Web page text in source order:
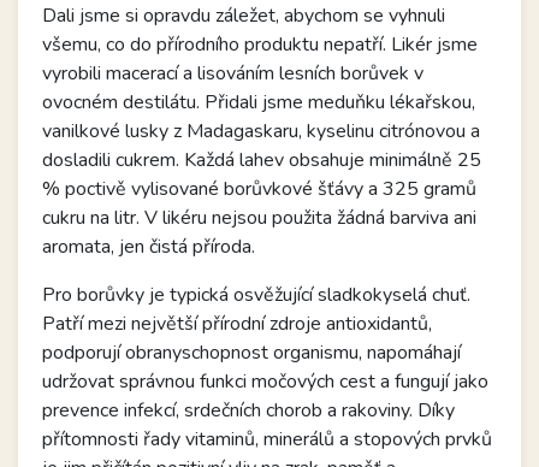
Dali jsme si opravdu záležet, abychom se vyhnuli
všemu, co do přírodního produktu nepatří. Likér jsme
vyrobili macerací a lisováním lesních borůvek v
ovocném destilátu. Přidali jsme meduňku lékařskou,
vanilkové lusky z Madagaskaru, kyselinu citrónovou a
dosladili cukrem. Každá lahev obsahuje minimálně 25
% poctivě vylisované borůvkové šťávy a 325 gramů
cukru na litr. V likéru nejsou použita žádná barviva ani
aromata, jen čistá příroda.
Pro borůvky je typická osvěžující sladkokyselá chuť.
Patří mezi největší přírodní zdroje antioxidantů,
podporují obranyschopnost organismu, napomáhají
udržovat správnou funkci močových cest a fungují jako
prevence infekcí, srdečních chorob a rakoviny. Díky
přítomnosti řady vitaminů, minerálů a stopových prvků